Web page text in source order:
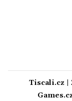
Tiscali.cz